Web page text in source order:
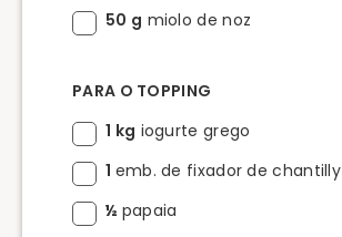
50 g miolo de noz
PARA O TOPPING
1 kg iogurte grego
1 emb. de fixador de chantilly
½ papaia